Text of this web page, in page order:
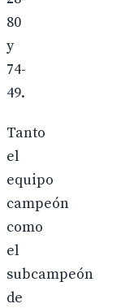
80
y
74-
49.
Tanto
el
equipo
campeón
como
el
subcampeón
de